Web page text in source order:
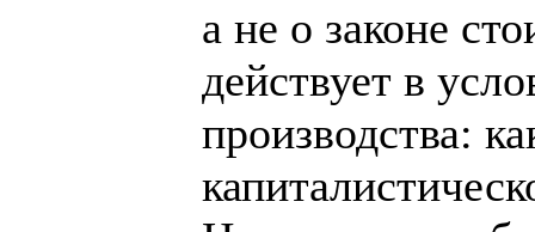
а не о законе
действует в
производства: